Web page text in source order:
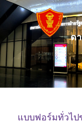
ด
แบบฟอร์มทั่วไ